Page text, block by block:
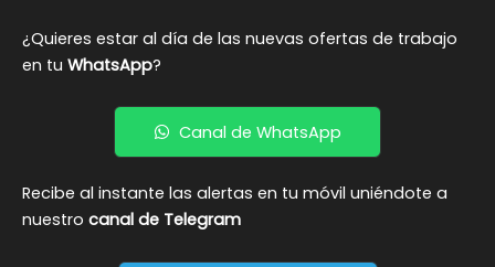
¿Quieres estar al día de las nuevas ofertas de trabajo
en tu WhatsApp?
Canal de WhatsApp
Recibe al instante las alertas en tu móvil uniéndote a
nuestro canal de Telegram